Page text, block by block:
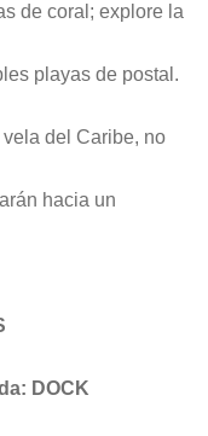
de coral; explore la
playas de postal.
del Caribe, no
hacia un
DOCK